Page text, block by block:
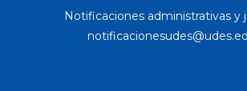
Notificaciones administrativas y